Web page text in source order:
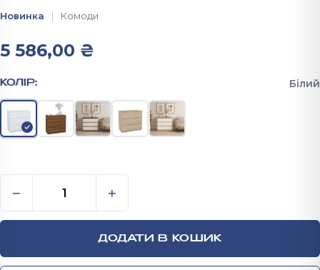
Новинка Комоди
5 586,00 ₴
КОЛІР: Білий
− +
ДОДАТИ В КОШИК